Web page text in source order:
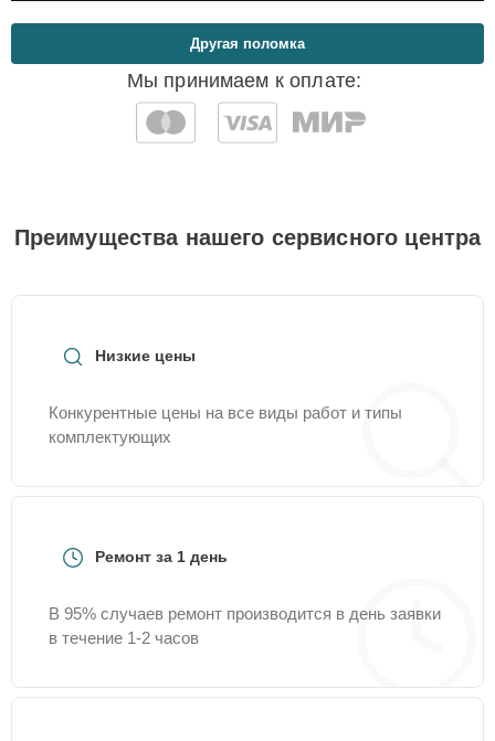
Мы принимаем к оплате:
Другая поломка
Преимущества нашего сервисного центра
Низкие цены
Конкурентные цены на все виды работ и типы
комплектующих
Ремонт за 1 день
В 95% случаев ремонт производится в день заявки
в течение 1-2 часов